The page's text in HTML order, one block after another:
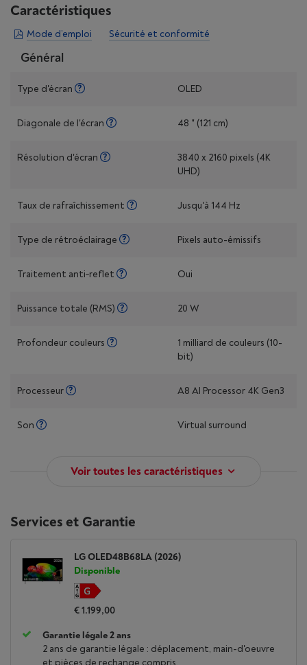
Caractéristiques
Mode d’emploi Sécurité et conformité
Général
Type d'écran OLED
Diagonale de l'écran 48 " (121 cm)
Résolution d'écran
3840 x 2160 pixels (4K
UHD)
Taux de rafraîchissement Jusqu'à 144 Hz
Type de rétroéclairage Pixels auto-émissifs
Traitement anti‑reflet Oui
Puissance totale (RMS) 20 W
Profondeur couleurs
1 milliard de couleurs (10-
bit)
Processeur A8 AI Processor 4K Gen3
Son Virtual surround
Voir toutes les caractéristiques
Services et Garantie
LG OLED48B68LA (2026)
Disponible
€ 1.199,00
Garantie légale 2 ans
2 ans de garantie légale : déplacement, main-d'oeuvre
et pièces de rechange compris.